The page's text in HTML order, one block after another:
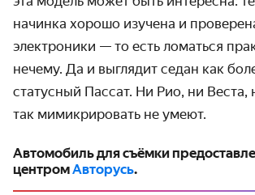
начинка хорошо изучена и
электроники — то есть ломаться
нечему. Да и выглядит седан как
статусный Пассат. Ни Рио, ни
так мимикрировать не умеют.
Автомобиль для съёмки
центромАвторусь.